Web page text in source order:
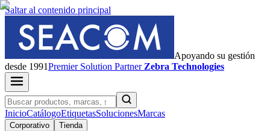
Saltar al contenido principal
Apoyando su gestión
desde 1991PremierSolution Partner Zebra Technologies
InicioCatálogoEtiquetasSolucionesMarcas
Corporativo Tienda